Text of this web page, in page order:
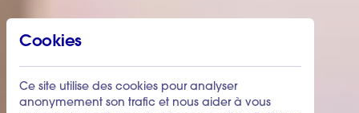
Cookies
Ce site utilise des cookies pour analyser
anonymement son trafic et nous aider à vous